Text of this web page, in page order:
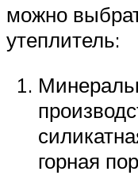
можно
утеплитель:
горная